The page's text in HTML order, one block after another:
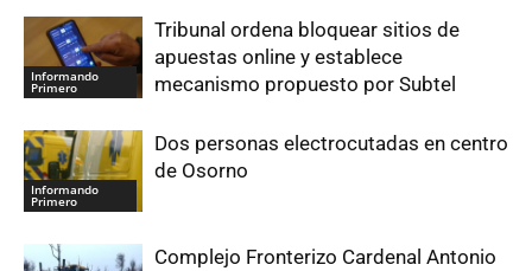
Informando
Primero
Tribunal ordena bloquear sitios de
apuestas online y establece
mecanismo propuesto por Subtel
Informando
Primero
Dos personas electrocutadas en centro
de Osorno
Complejo Fronterizo Cardenal Antonio